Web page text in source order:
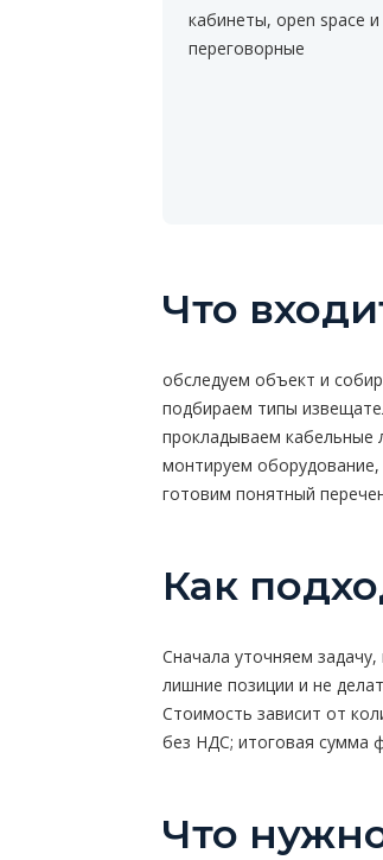
кабинеты, open space и
переговорные
Что
обследуем объект и
подбираем типы
прокладываем кабельные
монтируем
готовим понятный
Как
Сначала уточняем
лишние позиции и не
Стоимость зависит от
без НДС; итоговая сумма
Что